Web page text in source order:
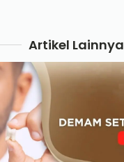
Artikel Lainnya